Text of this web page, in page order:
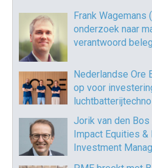
Frank Wagemans
onderzoek naar
verantwoord
Nederlandse Ore
op voor
Jorik van den
Impact Equities
Investment